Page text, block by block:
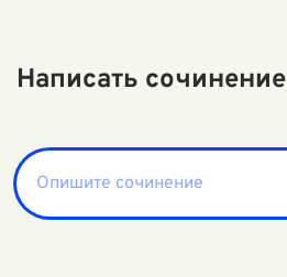
Написать сочинение